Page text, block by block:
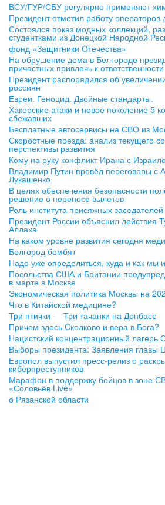
ВСУ/ГУР/СБУ регулярно применяют
Президент отметил работу
Состоялся показ модных коллекций,
студентками из Донецкой Народной
фонд «Защитники Отечества»
На обрушение дома в Белгороде
причастных привлечь к ответственности
Президент распорядился об
россиян
Евреи. Геноцид. Двойные стандарты.
Хакерские атаки и новое поколение 5
сбежавших
Бесплатные автосервисы на СВО из
Скоростные поезда: анализ текущего
перспективы развития
Кому на руку конфликт Ирана с
Владимир Путин провёл переговоры с
Лукашенко
В целях обеспечения безопасности
решение о переносе вылетов
Роль института присяжных
Президент России объяснил действия
Аллаха
На каком уровне развития сегодня
Белгород бомбят
Надо уже определиться, куда и как мы
Посольства США и Британии
в марте в Москве
Экономическая политика Москвы на
Что в Китайской медицине?
Три птички — Три тачанки на Донбасс
Причем здесь Cколково и вера в Бога?
Нацистский концентрационный
Выборы президента: Заявления главы
Европол выпустил пресс-релиз о
киберпреступников
Марафон в поддержку бойцов в зоне
«Соловьёв Live»
о Рязанской области